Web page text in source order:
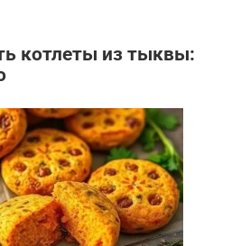
котлеты из тыквы: